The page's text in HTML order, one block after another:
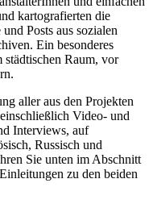
kartografierten die
Posts aus sozialen
Ein besonderes
Raum, vor
aller aus den Projekten
Video- und
Interviews, auf
Russisch und
Sie unten im Abschnitt
zu den beiden